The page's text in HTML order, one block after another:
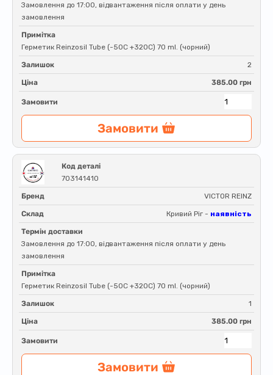
Замовлення до 17:00, відвантаження після оплати у день
замовлення
Примітка
Герметик Reinzosil Tube (-50C +320C) 70 ml. (чорний)
Залишок 2
Ціна 385.00 грн
Замовити
Замовити
Код деталі
703141410
Бренд VICTOR REINZ
Склад Кривий Ріг - наявність
Термін доставки
Замовлення до 17:00, відвантаження після оплати у день
замовлення
Примітка
Герметик Reinzosil Tube (-50C +320C) 70 ml. (чорний)
Залишок 1
Ціна 385.00 грн
Замовити
Замовити